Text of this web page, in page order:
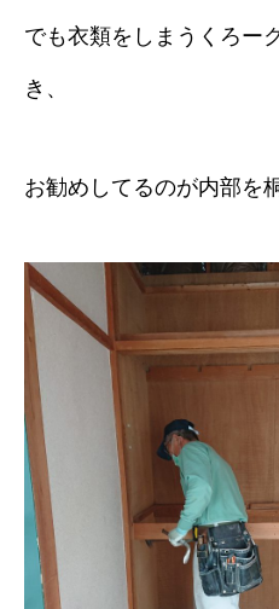
でも衣類をしまうくろー
き、
お勧めしてるのが内部を